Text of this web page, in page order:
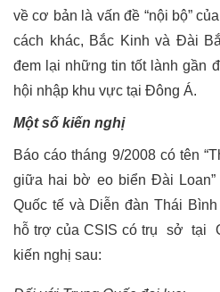
về cơ bản là vấn đề “nội bộ”
cách khác, Bắc Kinh và Đài
đem lại những tin tốt lành gần
hội nhập khu vực tại Đông Á.
Một số kiến nghị
Báo cáo tháng 9/2008 có tên
giữa hai bờ eo biển Đài
Quốc tế và Diễn đàn Thái
hỗ trợ của CSIS có trụ sở tại
kiến nghị sau: